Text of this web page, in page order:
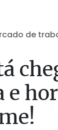
de
e